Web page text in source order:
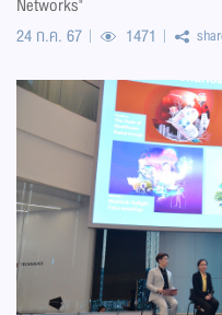
Networks"
24 ก.ค. 67
1471